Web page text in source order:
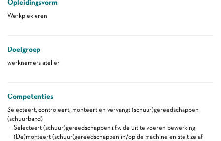
Opleidingsvorm
Werkplekleren
Doelgroep
werknemers atelier
Competenties
Selecteert, controleert, monteert en vervangt (schuur)gereedschappen
(schuurband)
- Selecteert (schuur)gereedschappen i.f.v. de uit te voeren bewerking
- (De)monteert (schuur)gereedschappen in/op de machine en stelt ze af